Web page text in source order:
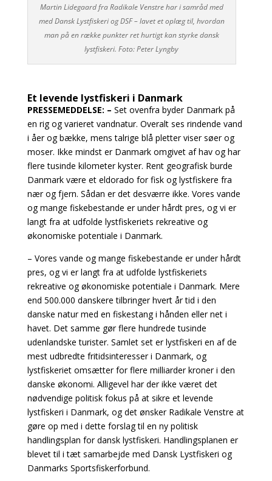
Martin Lidegaard fra Radikale Venstre har i samråd med
med Dansk Lystfiskeri og DSF – lavet et oplæg til, hvordan
man på en række punkter ret hurtigt kan styrke dansk
lystfiskeri. Foto: Peter Lyngby
Et levende lystfiskeri i Danmark
PRESSEMEDDELSE: – Set ovenfra byder Danmark på
en rig og varieret vandnatur. Overalt ses rindende vand
i åer og bække, mens talrige blå pletter viser søer og
moser. Ikke mindst er Danmark omgivet af hav og har
flere tusinde kilometer kyster. Rent geografisk burde
Danmark være et eldorado for fisk og lystfiskere fra
nær og fjern. Sådan er det desværre ikke. Vores vande
og mange fiskebestande er under hårdt pres, og vi er
langt fra at udfolde lystfiskeriets rekreative og
økonomiske potentiale i Danmark.
– Vores vande og mange fiskebestande er under hårdt
pres, og vi er langt fra at udfolde lystfiskeriets
rekreative og økonomiske potentiale i Danmark. Mere
end 500.000 danskere tilbringer hvert år tid i den
danske natur med en fiskestang i hånden eller net i
havet. Det samme gør flere hundrede tusinde
udenlandske turister. Samlet set er lystfiskeri en af de
mest udbredte fritidsinteresser i Danmark, og
lystfiskeriet omsætter for flere milliarder kroner i den
danske økonomi. Alligevel har der ikke været det
nødvendige politisk fokus på at sikre et levende
lystfiskeri i Danmark, og det ønsker Radikale Venstre at
gøre op med i dette forslag til en ny politisk
handlingsplan for dansk lystfiskeri. Handlingsplanen er
blevet til i tæt samarbejde med Dansk Lystfiskeri og
Danmarks Sportsfiskerforbund.